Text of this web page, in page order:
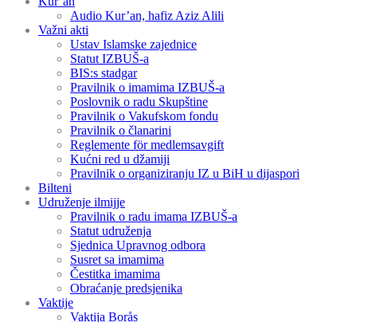
Audio Kur’an, hafiz Aziz Alili
Važni akti
Ustav Islamske zajednice
Statut IZBUŠ-a
BIS:s stadgar
Pravilnik o imamima IZBUŠ-a
Poslovnik o radu Skupštine
Pravilnik o Vakufskom fondu
Pravilnik o članarini
Reglemente för medlemsavgift
Kućni red u džamiji
Pravilnik o organiziranju IZ u BiH u dijaspori
Bilteni
Udruženje ilmijje
Pravilnik o radu imama IZBUŠ-a
Statut udruženja
Sjednica Upravnog odbora
Susret sa imamima
Čestitka imamima
Obraćanje predsjenika
Vaktije
Vaktija Borås